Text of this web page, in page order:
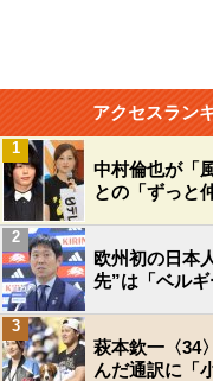
アクセスラン
中村倫也が「
との「ずっと
1
欧州初の日本
先”は「ベル
2
萩本欽一〈34
んだ通訳に「
3